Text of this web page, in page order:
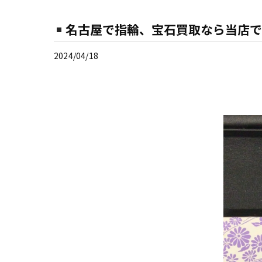
名古屋で指輪、宝石買取なら当店
2024/04/18